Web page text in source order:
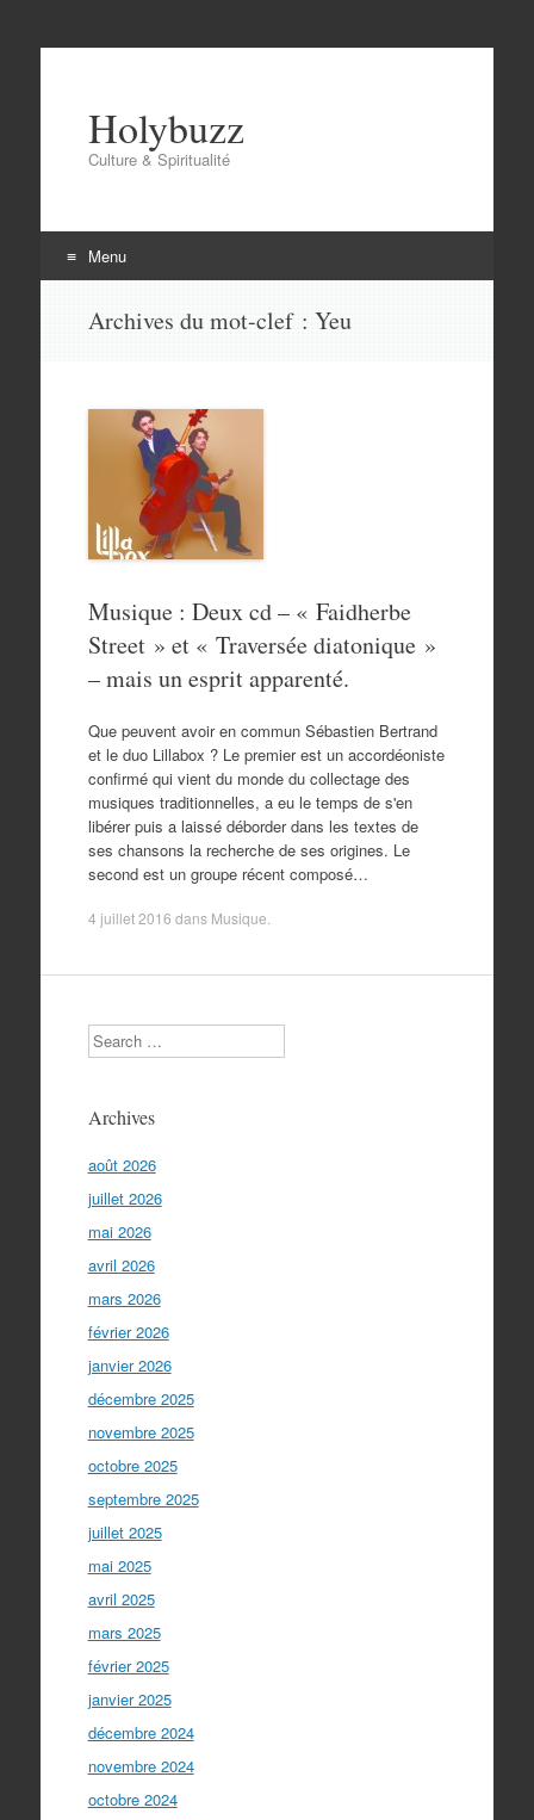
Holybuzz
Culture & Spiritualité
Menu
Archives du mot-clef : Yeu
Musique : Deux cd – « Faidherbe
Street » et « Traversée diatonique »
– mais un esprit apparenté.
Que peuvent avoir en commun Sébastien Bertrand
et le duo Lillabox ? Le premier est un accordéoniste
confirmé qui vient du monde du collectage des
musiques traditionnelles, a eu le temps de s'en
libérer puis a laissé déborder dans les textes de
ses chansons la recherche de ses origines. Le
second est un groupe récent composé…
4 juillet 2016 dans Musique
Search
Archives
août 2026
juillet 2026
mai 2026
avril 2026
mars 2026
février 2026
janvier 2026
décembre 2025
novembre 2025
octobre 2025
septembre 2025
juillet 2025
mai 2025
avril 2025
mars 2025
février 2025
janvier 2025
décembre 2024
novembre 2024
octobre 2024